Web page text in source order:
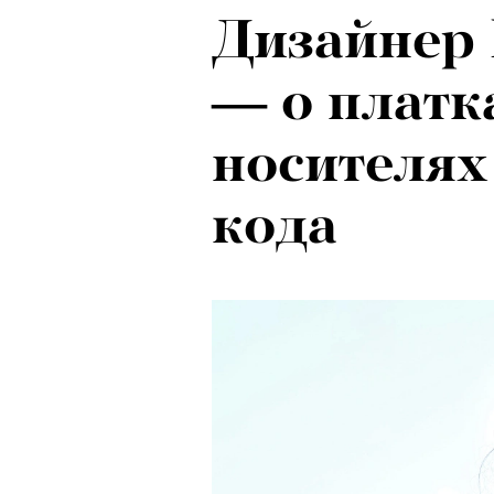
— о
кода
Локарно-
показали
кино